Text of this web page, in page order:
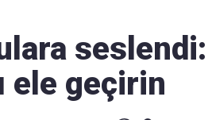
seslendi:
ele geçirin